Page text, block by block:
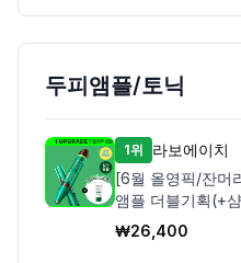
두피앰플/토닉
1위
라보에이치
[6월 올영픽/잔머
앰플 더블기획(+
₩26,400